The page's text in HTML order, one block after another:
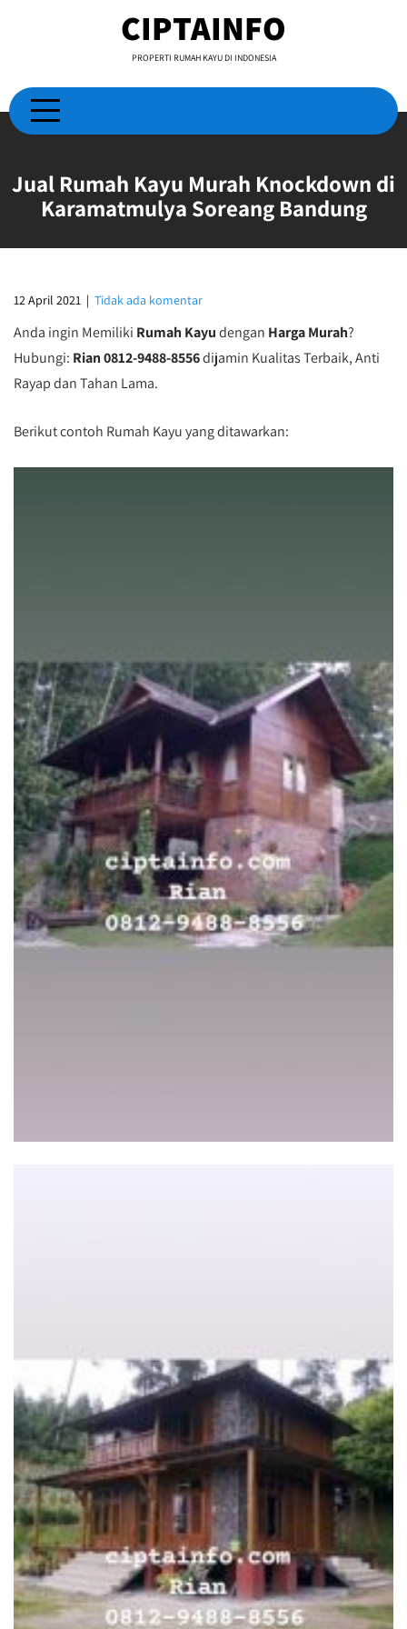
CIPTAINFO
PROPERTI RUMAH KAYU DI INDONESIA
Jual Rumah Kayu Murah Knockdown di
Karamatmulya Soreang Bandung
12 April 2021 | Tidak ada komentar
Anda ingin Memiliki Rumah Kayudengan Harga Murah?
Hubungi: Rian 0812-9488-8556dijamin Kualitas Terbaik, Anti
Rayap dan Tahan Lama.
Berikut contoh Rumah Kayu yang ditawarkan: